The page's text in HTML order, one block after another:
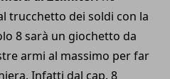
trucchetto dei soldi con la
8 sarà un giochetto da
armi al massimo per far
Infatti dal cap. 8